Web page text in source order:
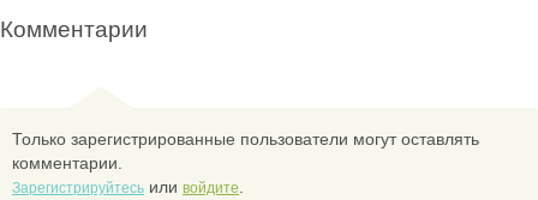
Комментарии
Только зарегистрированные пользователи могут оставлять
комментарии.
Зарегистрируйтесь или войдите